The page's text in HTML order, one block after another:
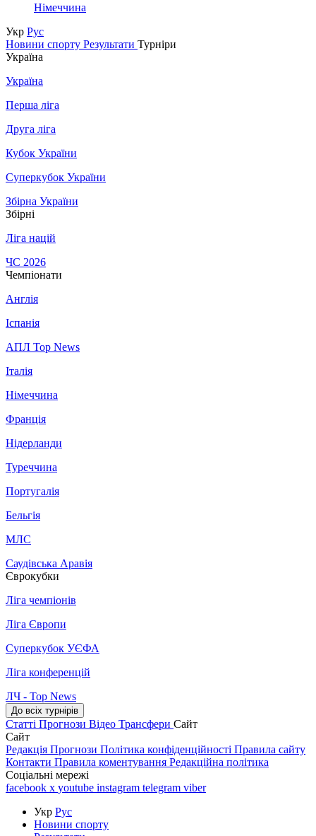
Німеччина
Укр Рус
Новини спорту Результати Турніри
Україна
Україна
Перша ліга
Друга ліга
Кубок України
Суперкубок України
Збірна України
Збірні
Ліга націй
ЧС 2026
Чемпіонати
Англія
Іспанія
АПЛ Top News
Італія
Німеччина
Франція
Нідерланди
Туреччина
Португалія
Бельгія
МЛС
Саудівська Аравія
Єврокубки
Ліга чемпіонів
Ліга Європи
Суперкубок УЄФА
Ліга конференцій
ЛЧ - Top News
До всіх турнірів
Статті Прогнози Відео Трансфери Сайт
Сайт
Редакція Прогнози Політика конфіденційності Правила сайту
Контакти Правила коментування Редакційна політика
Соціальні мережі
facebook x youtube instagram telegram viber
Укр Рус
Новини спорту